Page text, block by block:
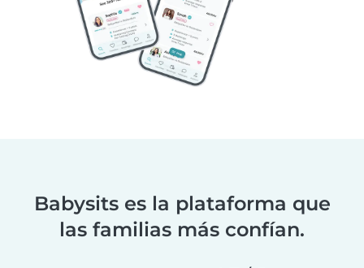
Babysits es la plataforma que
las familias más confían.